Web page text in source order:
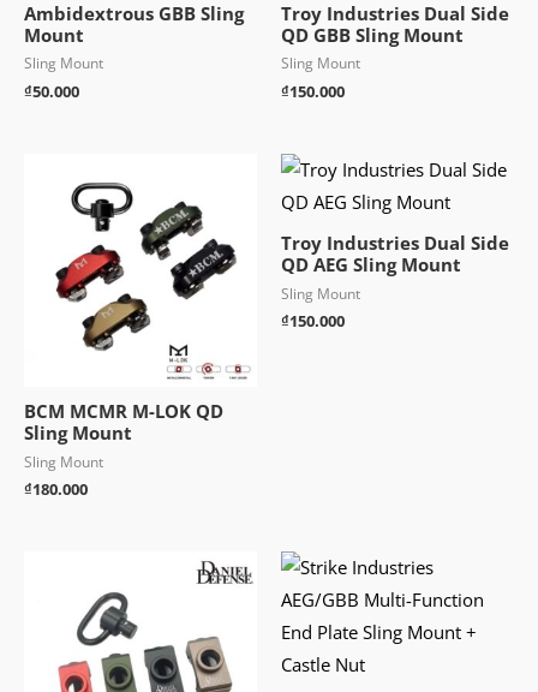
Ambidextrous GBB Sling
Mount
Sling Mount
₫50.000
Troy Industries Dual Side
QD GBB Sling Mount
Sling Mount
₫150.000
BCM MCMR M-LOK QD
Sling Mount
Sling Mount
₫180.000
Troy Industries Dual Side
QD AEG Sling Mount
Sling Mount
₫150.000